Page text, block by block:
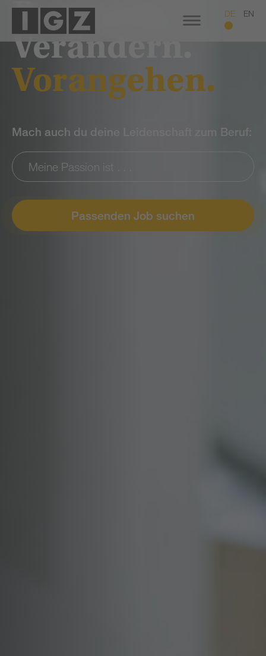
DE EN
Bewegen.
Verändern.
Vorangehen.
Mach auch du deine Leidenschaft zum Beruf:
Passenden Job suchen